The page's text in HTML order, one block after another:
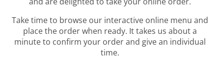
Take time to browse our interactive online menu and
place the order when ready. It takes us about a
minute to confirm your order and give an individual
time.